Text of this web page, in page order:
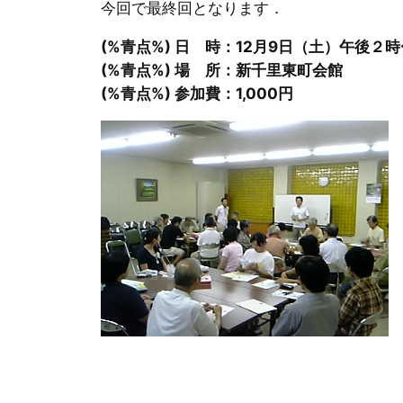
今回で最終回となります．
(%青点%) 日 時：12月9日（土）午後２時
(%青点%) 場 所：新千里東町会館
(%青点%) 参加費：1,000円